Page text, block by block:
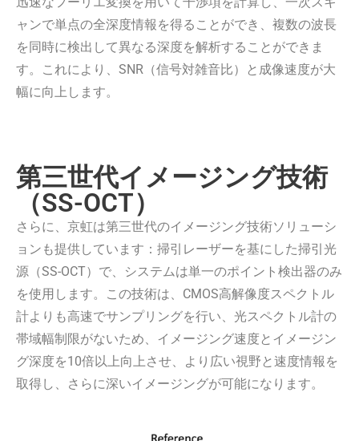
ャンで単点の全深度情報を得ることができ、複数の波長
を同時に検出して異なる深度を解析することができま
す。これにより、SNR（信号対雑音比）と成像速度が大
幅に向上します。
第三世代イメージング技術
（SS-OCT）
さらに、京虹は第三世代のイメージング技術ソリューシ
ョンも提供しています：掃引レーザーを基にした掃引光
源（SS-OCT）で、システムは単一のポイント検出器のみ
を使用します。この技術は、CMOS高解像度スペクトル
計よりも高速でサンプリングを行い、光スペクトル計の
帯域幅制限がないため、イメージング速度とイメージン
グ深度を10倍以上向上させ、より広い視野と速度情報を
取得し、さらに深いイメージングが可能になります。